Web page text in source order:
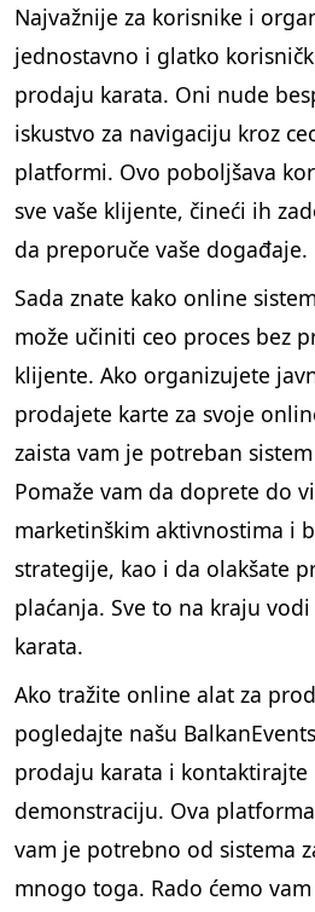
Najvažnije za korisnike i
jednostavno i glatko
prodaju karata. Oni nude
iskustvo za navigaciju kroz
platformi. Ovo poboljšava
sve vaše klijente, čineći ih
da preporuče vaše događaje.
Sada znate kako online
može učiniti ceo proces bez
klijente. Ako organizujete
prodajete karte za svoje
zaista vam je potreban
Pomaže vam da doprete do
marketinškim aktivnostima i
strategije, kao i da olakšate
plaćanja. Sve to na kraju
karata.
Ako tražite online alat za
pogledajte našu
prodaju karata i kontaktirajte
demonstraciju. Ova
vam je potrebno od sistema
mnogo toga. Rado ćemo